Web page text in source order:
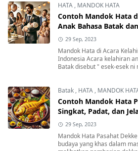
HATA , MANDOK HATA
Contoh Mandok Hata
Anak Bahasa Batak
29 Sep, 2023
Mandok Hata di Acara
Indonesia Acara kelahiran
Batak disebut " esek-esek ni
Batak , HATA , MANDOK
Contoh Mandok Hata
Singkat, Padat, dan
29 Sep, 2023
Mandok Hata Pasahat
budaya yang khas dalam